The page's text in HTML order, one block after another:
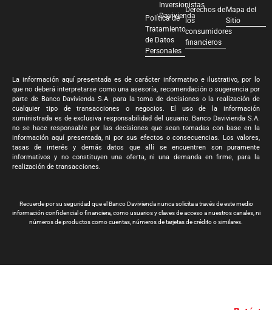
Inversionistas
Davivienda
Política de
Tratamiento
de Datos
Personales
Derechos de
los
consumidores
financieros
Mapa del
Sitio
La información aquí presentada es de carácter informativo e ilustrativo, por lo
que no deberá interpretarse como una asesoría, recomendación o sugerencia por
parte de Banco Davivienda S.A. para la toma de decisiones o la realización de
cualquier tipo de transacciones o negocios. El uso de la información
suministrada es de exclusiva responsabilidad del usuario. Banco Davivienda S.A.
no se hace responsable por las decisiones que sean tomadas con base en la
información aquí presentada, ni por sus efectos o consecuencias. Los valores,
tasas de interés y demás datos que allí se encuentren son puramente
informativos y no constituyen una oferta, ni una demanda en firme, para la
realización de transacciones.
Recuerde por su seguridad que el Banco Davivienda nunca solicita a través de este medio
información confidencial o financiera, como usuarios y claves de acceso a nuestros canales, ni
números de productos como cuentas, números de tarjetas de crédito o similares.